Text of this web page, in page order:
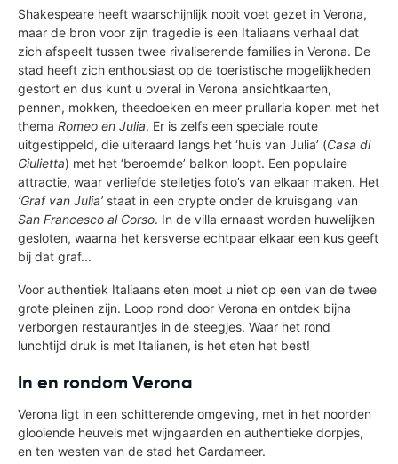
Shakespeare heeft waarschijnlijk nooit voet gezet in Verona,
maar de bron voor zijn tragedie is een Italiaans verhaal dat
zich afspeelt tussen twee rivaliserende families in Verona. De
stad heeft zich enthousiast op de toeristische mogelijkheden
gestort en dus kunt u overal in Verona ansichtkaarten,
pennen, mokken, theedoeken en meer prullaria kopen met het
thema Romeo en Julia. Er is zelfs een speciale route
uitgestippeld, die uiteraard langs het ‘huis van Julia’ (Casa di
Giulietta) met het ‘beroemde’ balkon loopt. Een populaire
attractie, waar verliefde stelletjes foto’s van elkaar maken. Het
‘Graf van Julia’ staat in een crypte onder de kruisgang van
San Francesco al Corso. In de villa ernaast worden huwelijken
gesloten, waarna het kersverse echtpaar elkaar een kus geeft
bij dat graf...
Voor authentiek Italiaans eten moet u niet op een van de twee
grote pleinen zijn. Loop rond door Verona en ontdek bijna
verborgen restaurantjes in de steegjes. Waar het rond
lunchtijd druk is met Italianen, is het eten het best!
In en rondom Verona
Verona ligt in een schitterende omgeving, met in het noorden
glooiende heuvels met wijngaarden en authentieke dorpjes,
en ten westen van de stad het Gardameer.